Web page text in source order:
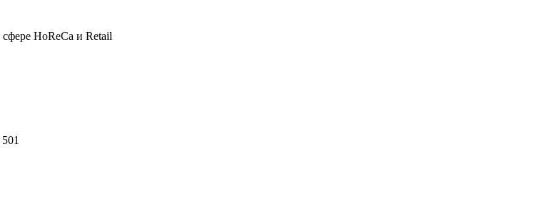
HoReCa и Retail